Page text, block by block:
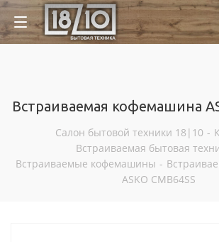
Встраиваемая кофемашина
Салон бытовой техники 18|10 -
Встраиваемая бытовая
Встраиваемые кофемашины -
ASKO CMB64SS